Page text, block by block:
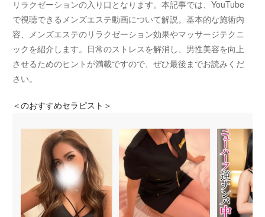
リラクゼーションの入り口となります。本記事では、YouTube
で視聴できるメンズエステ動画について解説。基本的な施術内
容、メンズエステのリラクゼーション効果やマッサージテクニ
ックを紹介します。日常のストレスを解消し、男性美容を向上
させるためのヒントが満載ですので、ぜひ最後までお読みくだ
さい。
＜のおすすめセラピスト＞